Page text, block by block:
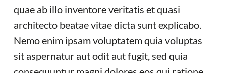
quae ab illo inventore veritatis et quasi
architecto beatae vitae dicta sunt explicabo.
Nemo enim ipsam voluptatem quia voluptas
sit aspernatur aut odit aut fugit, sed quia